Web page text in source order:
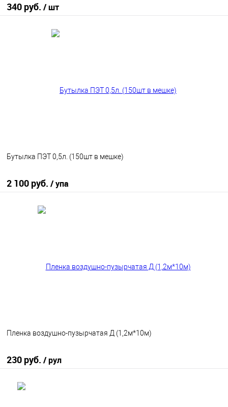
340 руб. / шт
Бутылка ПЭТ 0,5л. (150шт в мешке)
2 100 руб. / упа
Пленка воздушно-пузырчатая Д (1,2м*10м)
230 руб. / рул